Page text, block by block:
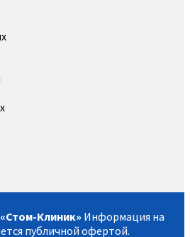
Клиник» Информация на
публичной офертой.